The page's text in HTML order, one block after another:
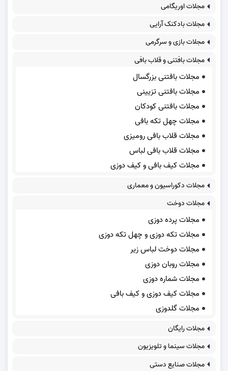
مجلات اوریگامی
مجلات بادکنک آرایی
مجلات بازی و سرگرمی
مجلات بافتنی و قلاب بافی
مجلات بافتنی بزرگسال
مجلات بافتنی تزیینی
مجلات بافتنی کودکان
مجلات چهل تکه بافی
مجلات قلاب بافی رومیزی
مجلات قلاب بافی لباس
مجلات کیف بافی و کیف دوزی
مجلات دکوراسیون و معماری
مجلات دوخت
مجلات پرده دوزی
مجلات تکه دوزی و چهل تکه دوزی
مجلات دوخت لباس زیر
مجلات روبان دوزی
مجلات شماره دوزی
مجلات کیف دوزی و کیف بافی
مجلات گلدوزی
مجلات رایگان
مجلات سینما و تلویزیون
مجلات صنایع دستی